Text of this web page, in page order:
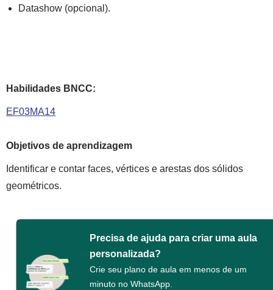
Datashow (opcional).
Habilidades BNCC:
EF03MA14
Objetivos de aprendizagem
Identificar e contar faces, vértices e arestas dos sólidos
geométricos.
Precisa de ajuda para criar uma aula
personalizada?
Crie seu plano de aula em menos de um
minuto no WhatsApp.